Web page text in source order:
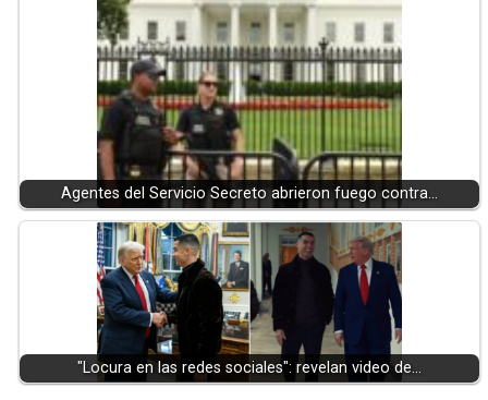
Agentes del Servicio Secreto abrieron fuego contra…
"Locura en las redes sociales": revelan video de…